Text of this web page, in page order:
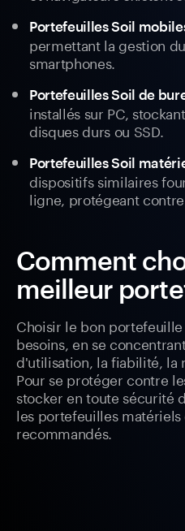
Portefeuilles Soil
permettant la gestion
smartphones.
Portefeuilles Soil de
installés sur PC,
disques durs ou SSD.
Portefeuilles Soil
dispositifs similaires
ligne, protégeant
Comment
meilleur
Choisir le bon
besoins, en se
d'utilisation, la fiabilité, la
Pour se protéger contre
stocker en toute sécurité
les portefeuilles
recommandés.